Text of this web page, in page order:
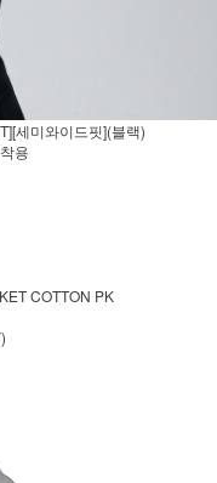
세미와이드핏](블랙)
용
COTTON PK